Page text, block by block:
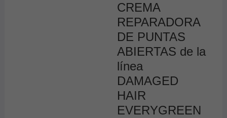
CREMA
REPARADORA
DE PUNTAS
ABIERTAS de la
línea
DAMAGED
HAIR
EVERYGREEN